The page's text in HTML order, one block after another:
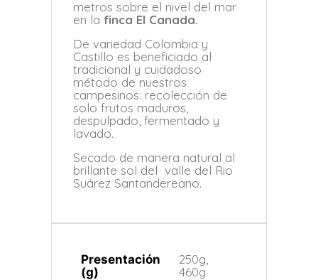
metros sobre el nivel del mar
en la finca El Canada.
De variedad Colombia y
Castillo es beneficiado al
tradicional y cuidadoso
método de nuestros
campesinos: recolección de
solo frutos maduros,
despulpado, fermentado y
lavado.
Secado de manera natural al
brillante sol del valle del Rio
Suárez Santandereano.
Presentación
(g)
250g,
460g